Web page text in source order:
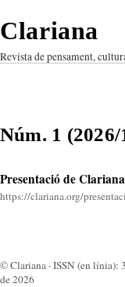
Clariana
Revista de pensament,
Núm. 1 (2026/
Presentació de Clariana
https://clariana.org/
© Clariana · ISSN (en línia):
de 2026